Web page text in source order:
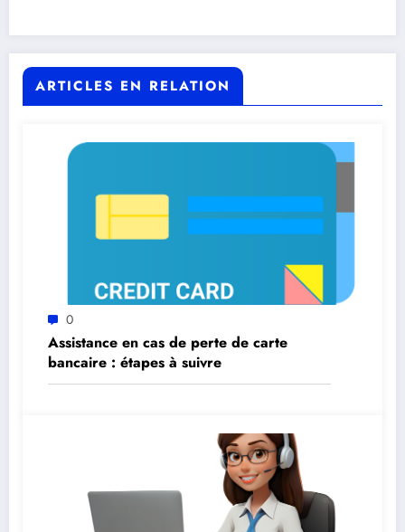
ARTICLES EN RELATION
0
Assistance en cas de perte de carte
bancaire : étapes à suivre